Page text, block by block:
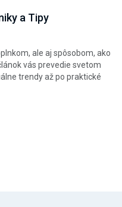
a Tipy
ale aj spôsobom, ako
vás prevedie svetom
trendy až po praktické